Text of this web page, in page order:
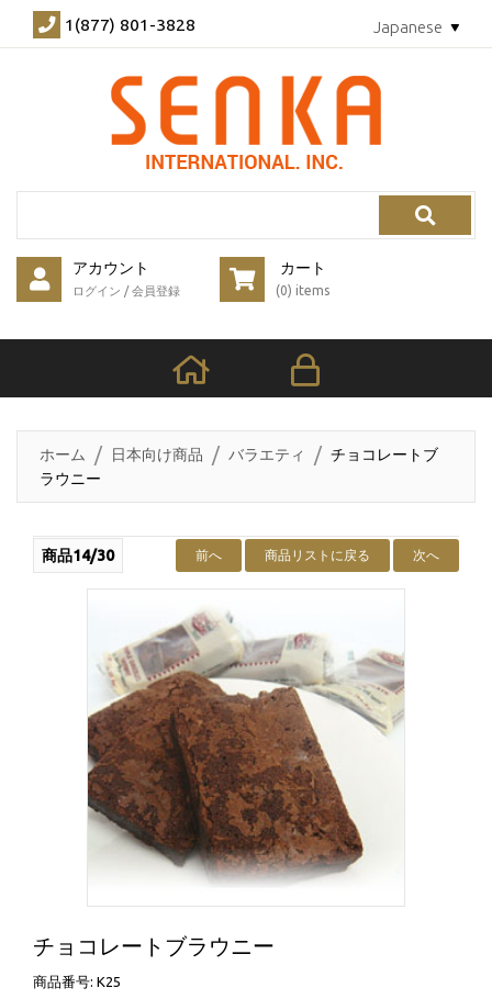
1(877) 801-3828 Japanese
アカウント
ログイン /会員登録
カート
(0) items
ホーム 日本向け商品 バラエティ
チョコレートブ
ラウニー
商品14/30 前へ 商品リストに戻る 次へ
チョコレートブラウニー
商品番号: K25